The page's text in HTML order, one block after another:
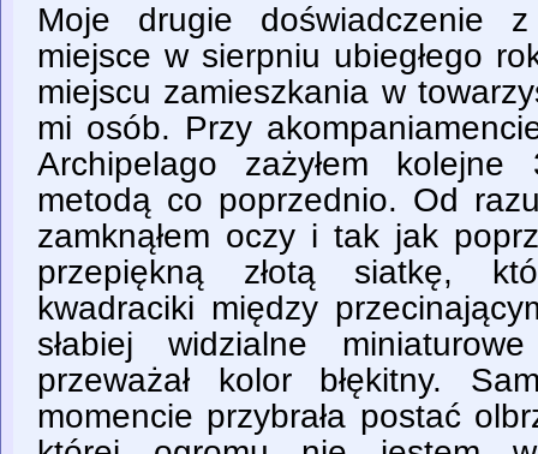
Moje drugie doświadczenie
miejsce w sierpniu ubiegłego
miejscu zamieszkania w
mi osób. Przy
Archipelago zażyłem
metodą co poprzednio. Od
zamknąłem oczy i tak jak
przepiękną złotą siatkę,
kwadraciki między
słabiej widzialne
przeważał kolor błękitny.
momencie przybrała postać